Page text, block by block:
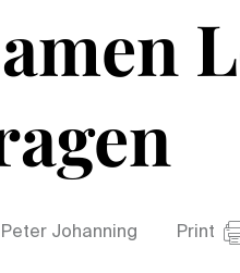
Johanning Print